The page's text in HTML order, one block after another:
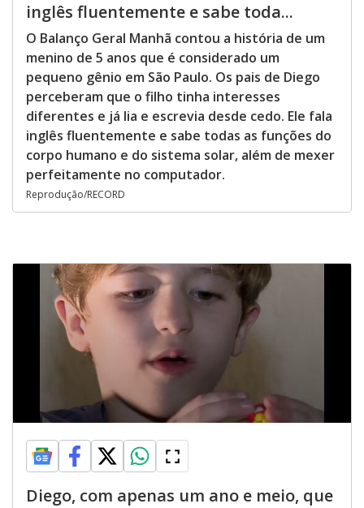
inglês fluentemente e sabe toda...
O Balanço Geral Manhã contou a história de um
menino de 5 anos que é considerado um
pequeno gênio em São Paulo. Os pais de Diego
perceberam que o filho tinha interesses
diferentes e já lia e escrevia desde cedo. Ele fala
inglês fluentemente e sabe todas as funções do
corpo humano e do sistema solar, além de mexer
perfeitamente no computador.
Reprodução/RECORD
Diego, com apenas um ano e meio, que